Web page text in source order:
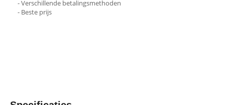
- Verschillende betalingsmethoden
- Beste prijs